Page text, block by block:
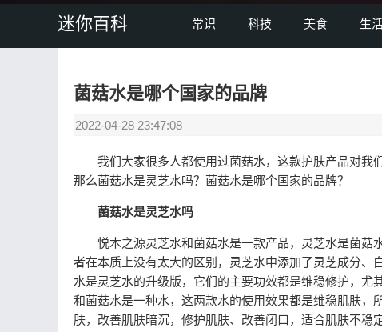
迷你百科 常识 科技 美食 生
菌菇水是哪个国家的品牌
2022-04-28 23:47:08
我们大家很多人都使用过菌菇水，这款护肤产品对我们
那么菌菇水是灵芝水吗？菌菇水是哪个国家的品牌？
菌菇水是灵芝水吗
悦木之源灵芝水和菌菇水是一款产品，灵芝水是菌菇
者在本质上没有太大的区别，灵芝水中添加了灵芝成分
水是灵芝水的升级版，它们的主要功效都是维稳修护，
和菌菇水是一种水，这两款水的使用效果都是维稳肌肤
肤，改善肌肤暗沉，修护肌肤、改善闭口，适合肌肤不稳